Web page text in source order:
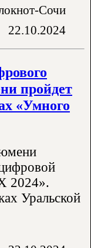
Сочи
22.10.2024
пройдет
«Умного
2024».
Уральской